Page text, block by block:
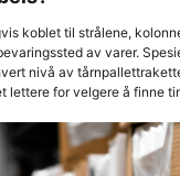
koblet til strålene,
av varer.
nivå av
lettere for velgere å finne